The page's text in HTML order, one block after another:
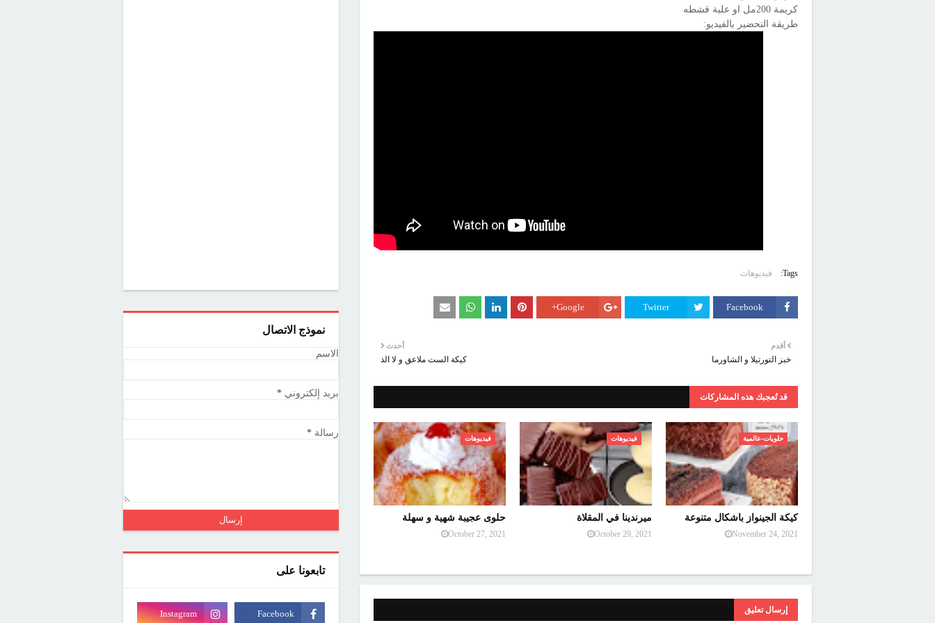
كريمة 200مل او علبة قشطه
طريقة التحضير بالفيديو:
Tags: فيديوهات
Facebook
Twitter
Google+
أحدث
كيكة الست ملاعق و لا الذ
أقدم
خبز التورتيلا و الشاورما
قد تُعجبك هذه المشاركات
حلويات-عالمية
كيكة الجينواز باشكال متنوعة
November 24, 2021
فيديوهات
ميرندينا في المقلاة
October 29, 2021
فيديوهات
حلوى عجيبة شهية و سهلة
October 27, 2021
إرسال تعليق
نموذج الاتصال
الاسم
بريد إلكتروني *
رسالة *
تابعونا على